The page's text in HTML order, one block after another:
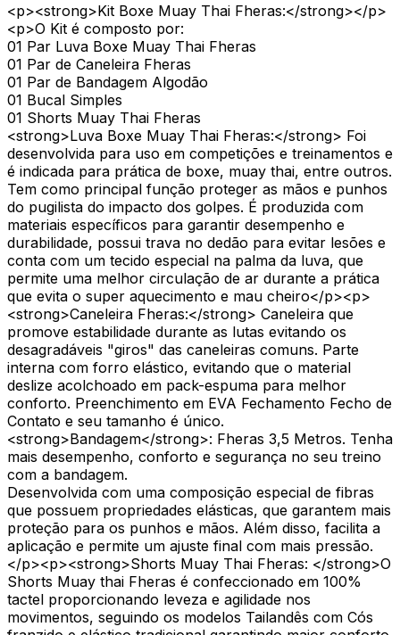
<p><strong>Kit Boxe Muay Thai Fheras:</strong></p>
<p>O Kit é composto por:
01 Par Luva Boxe Muay Thai Fheras
01 Par de Caneleira Fheras
01 Par de Bandagem Algodão
01 Bucal Simples
01 Shorts Muay Thai Fheras
<strong>Luva Boxe Muay Thai Fheras:</strong> Foi
desenvolvida para uso em competições e treinamentos e
é indicada para prática de boxe, muay thai, entre outros.
Tem como principal função proteger as mãos e punhos
do pugilista do impacto dos golpes. É produzida com
materiais específicos para garantir desempenho e
durabilidade, possui trava no dedão para evitar lesões e
conta com um tecido especial na palma da luva, que
permite uma melhor circulação de ar durante a prática
que evita o super aquecimento e mau cheiro</p><p>
<strong>Caneleira Fheras:</strong> Caneleira que
promove estabilidade durante as lutas evitando os
desagradáveis "giros" das caneleiras comuns. Parte
interna com forro elástico, evitando que o material
deslize acolchoado em pack-espuma para melhor
conforto. Preenchimento em EVA Fechamento Fecho de
Contato e seu tamanho é único.
<strong>Bandagem</strong>: Fheras 3,5 Metros. Tenha
mais desempenho, conforto e segurança no seu treino
com a bandagem.
Desenvolvida com uma composição especial de fibras
que possuem propriedades elásticas, que garantem mais
proteção para os punhos e mãos. Além disso, facilita a
aplicação e permite um ajuste final com mais pressão.
</p><p><strong>Shorts Muay Thai Fheras: </strong>O
Shorts Muay thai Fheras é confeccionado em 100%
tactel proporcionando leveza e agilidade nos
movimentos, seguindo os modelos Tailandês com Cós